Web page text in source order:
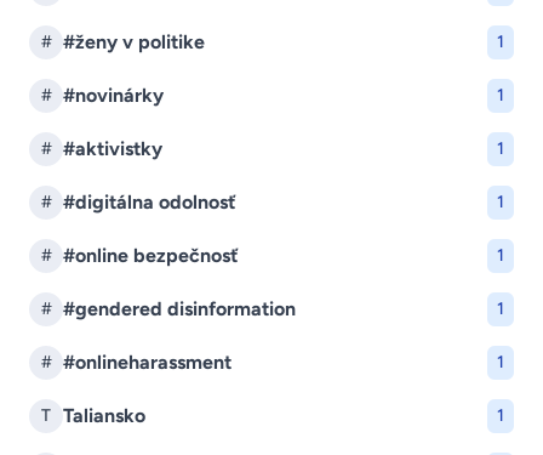
# #ženy v politike 1
# #novinárky 1
# #aktivistky 1
# #digitálna odolnosť 1
# #online bezpečnosť 1
# #gendered disinformation 1
# #onlineharassment 1
T Taliansko 1